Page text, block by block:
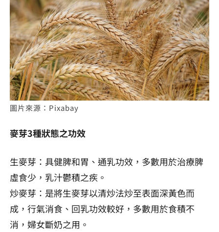
圖片來源：Pixabay
麥芽3種狀態之功效
生麥芽：具健脾和胃、通乳功效，多數用於治療脾
虛食少，乳汁鬱積之疾。
炒麥芽：是將生麥芽以清炒法炒至表面深黃色而
成，行氣消食、回乳功效較好，多數用於食積不
消，婦女斷奶之用。